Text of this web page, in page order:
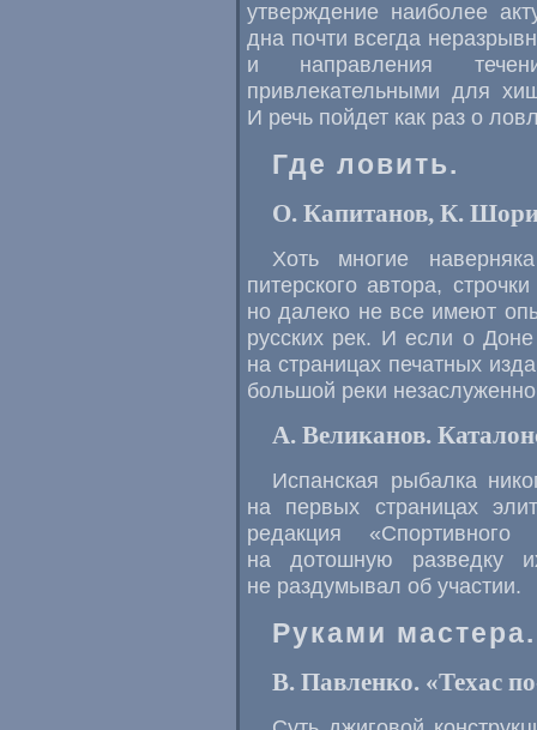
утверждение наиболее
дна почти всегда
и направления
привлекательными для
И речь пойдет как раз о
Где ловить.
О. Капитанов, К.
Хоть многие
питерского автора,
но далеко не все имеют
русских рек. И если о
на страницах печатных
большой реки
А. Великанов.
Испанская рыбалка
на первых страницах
редакция
на дотошную разведку
не раздумывал об участии.
Руками мастера.
В. Павленко. «Техас